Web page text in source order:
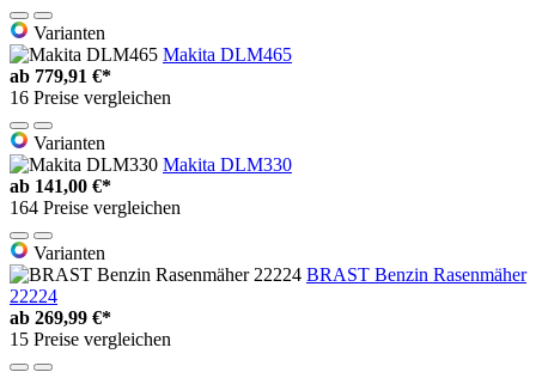
Varianten
Makita DLM465
ab 779,91 €*
16 Preise vergleichen
Varianten
Makita DLM330
ab 141,00 €*
164 Preise vergleichen
Varianten
BRAST Benzin Rasenmäher
22224
ab 269,99 €*
15 Preise vergleichen